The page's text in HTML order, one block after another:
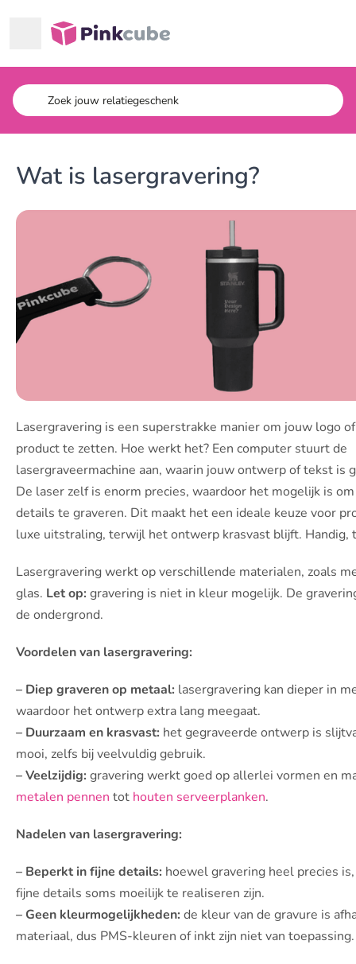
Pinkcube
Wat is lasergravering?
Lasergravering is een superstrakke manier om jouw logo
product te zetten. Hoe werkt het? Een computer stuurt de
lasergraveermachine aan, waarin jouw ontwerp of tekst is
De laser zelf is enorm precies, waardoor het mogelijk is
details te graveren. Dit maakt het een ideale keuze voor
luxe uitstraling, terwijl het ontwerp krasvast blijft. Handig,
Lasergravering werkt op verschillende materialen, zoals
glas. Let op: gravering is niet in kleur mogelijk. De
de ondergrond.
Voordelen van lasergravering:
– Diep graveren op metaal: lasergravering kan dieper in
waardoor het ontwerp extra lang meegaat.
– Duurzaam en krasvast: het gegraveerde ontwerp is
mooi, zelfs bij veelvuldig gebruik.
– Veelzijdig: gravering werkt goed op allerlei vormen en
metalen pennen tot houten serveerplanken.
Nadelen van lasergravering:
– Beperkt in fijne details: hoewel gravering heel precies
fijne details soms moeilijk te realiseren zijn.
– Geen kleurmogelijkheden: de kleur van de gravure is
materiaal, dus PMS-kleuren of inkt zijn niet van toepassing.